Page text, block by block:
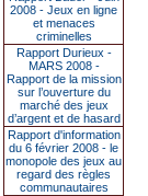
2008 - Jeux en ligne
et menaces
criminelles
Rapport Durieux -
MARS 2008 -
Rapport de la mission
sur l’ouverture du
marché des jeux
d’argent et de hasard
Rapport d'information
du 6 février 2008 - le
monopole des jeux au
regard des règles
communautaires